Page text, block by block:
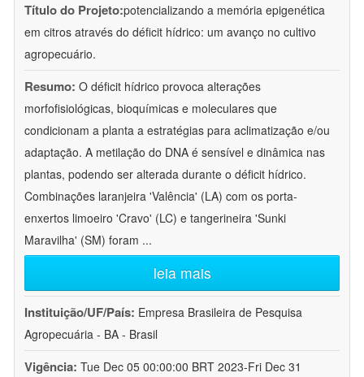
Título do Projeto:potencializando a memória epigenética
em citros através do déficit hídrico: um avanço no cultivo
agropecuário.
Resumo: O déficit hídrico provoca alterações
morfofisiológicas, bioquímicas e moleculares que
condicionam a planta a estratégias para aclimatização e/ou
adaptação. A metilação do DNA é sensível e dinâmica nas
plantas, podendo ser alterada durante o déficit hídrico.
Combinações laranjeira 'Valência' (LA) com os porta-
enxertos limoeiro 'Cravo' (LC) e tangerineira 'Sunki
Maravilha' (SM) foram ...
leia mais
Instituição/UF/País: Empresa Brasileira de Pesquisa
Agropecuária - BA - Brasil
Vigência: Tue Dec 05 00:00:00 BRT 2023-Fri Dec 31